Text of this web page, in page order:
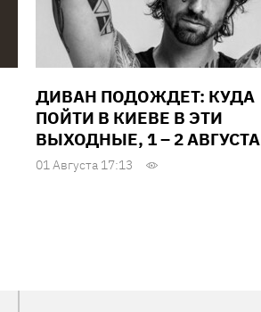
ДИВАН ПОДОЖДЕТ: КУДА
ПОЙТИ В КИЕВЕ В ЭТИ
ВЫХОДНЫЕ, 1 – 2 АВГУСТА
01 Августа 17:13